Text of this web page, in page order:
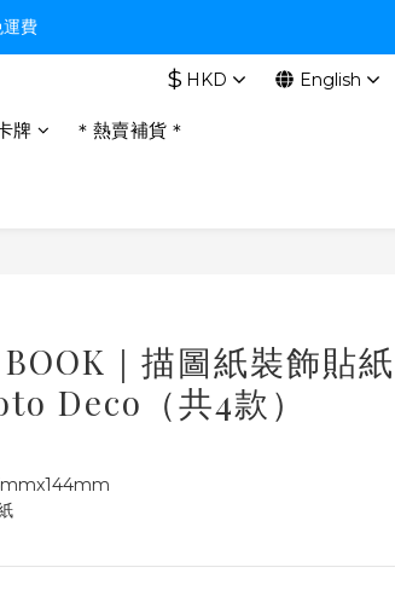
費
費
費
$ HKD English
牌 ＊熱賣補貨＊
｜描圖紙裝飾貼紙
Deco（共4款）